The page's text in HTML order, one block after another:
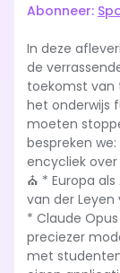
RSS FEED
EMBED
Abonneer:
In deze
de
toekomst van
het onderwijs
moeten
bespreken
encycliek
⛪ * Europa
van der
* Claude
preciezer
met